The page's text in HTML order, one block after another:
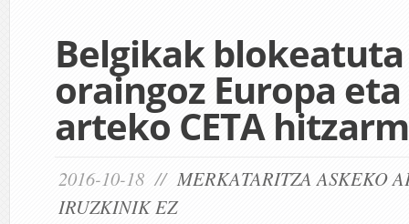
Belgikak
oraingoz Europa
arteko CETA
2016-10-18 //MERKATARITZA ASKEKO
IRUZKINIK EZ